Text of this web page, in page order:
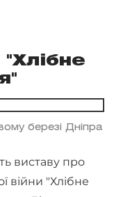
березі Дніпра
виставу про
війни "Хлібне